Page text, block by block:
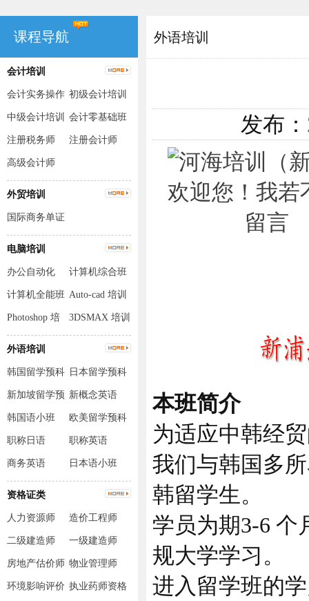
课程导航
会计培训
会计实务操作
（出纳+手工
账+电脑账）
初级会计培训
中级会计培训 会计零基础班
注册税务师 注册会计师
高级会计师
外贸培训
国际商务单证
员
电脑培训
办公自动化 计算机综合班
计算机全能班 Auto-cad 培训
Photoshop 培
训
3DSMAX 培训
外语培训
韩国留学预科
班
日本留学预科
班
新加坡留学预
科班
新概念英语
韩国语小班
欧美留学预科
班
职称日语 职称英语
商务英语 日本语小班
资格证类
人力资源师 造价工程师
二级建造师 一级建造师
房地产估价师 物业管理师
环境影响评价 执业药师资格
外语培训
发布：
本班简介
为适应中韩经
我们与韩国多
韩留学生。
学员为期3-6 个
规大学学习。
进入留学班的